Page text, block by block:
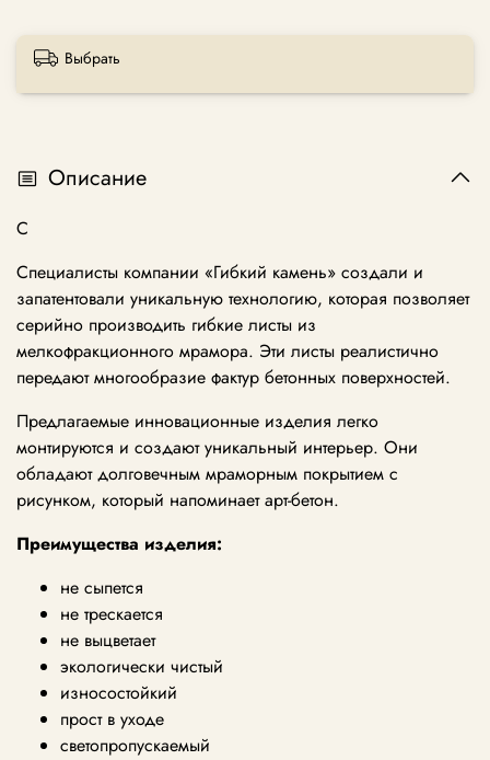
Выбрать
Описание
С
Специалисты компании «Гибкий камень» создали и
запатентовали уникальную технологию, которая позволяет
серийно производить гибкие листы из
мелкофракционного мрамора. Эти листы реалистично
передают многообразие фактур бетонных поверхностей.
Предлагаемые инновационные изделия легко
монтируются и создают уникальный интерьер. Они
обладают долговечным мраморным покрытием с
рисунком, который напоминает арт-бетон.
Преимущества изделия:
не сыпется
не трескается
не выцветает
экологически чистый
износостойкий
прост в уходе
светопропускаемый